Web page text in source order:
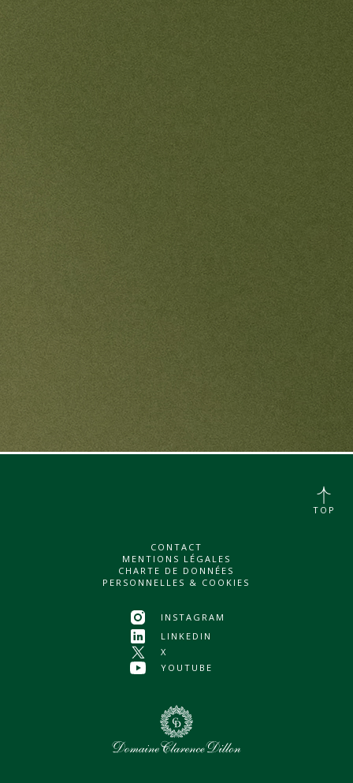
CONTACT
MENTIONS LÉGALES
CHARTE DE DONNÉES
PERSONNELLES & COOKIES
INSTAGRAM
LINKEDIN
X
YOUTUBE
TOP